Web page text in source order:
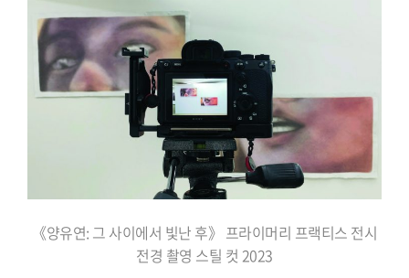
《양유연: 그 사이에서 빛난 후》 프라이머리 프랙티스 전시
전경 촬영 스틸 컷 2023